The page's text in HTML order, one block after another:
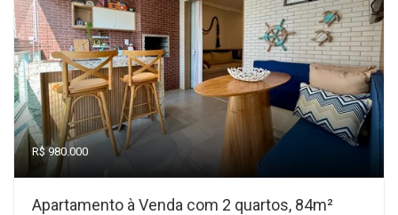
R$ 980.000
Apartamento à Venda com 2 quartos, 84m²